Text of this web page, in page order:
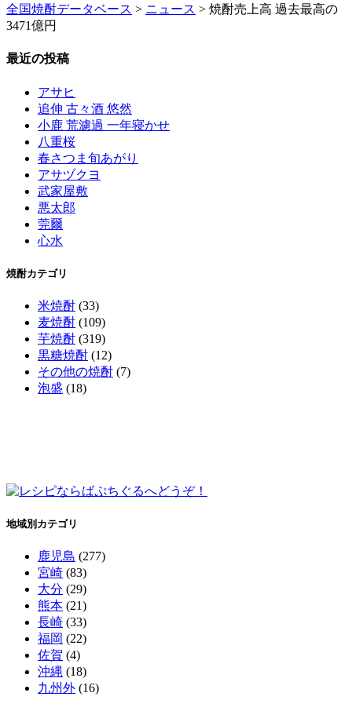
全国焼酎データベース > ニュース > 焼酎売上高 過去最高の
3471億円
最近の投稿
アサヒ
追伸 古々酒 悠然
小鹿 荒濾過 一年寝かせ
八重桜
春さつま旬あがり
アサヅクヨ
武家屋敷
悪太郎
莞爾
心水
焼酎カテゴリ
米焼酎 (33)
麦焼酎 (109)
芋焼酎 (319)
黒糖焼酎 (12)
その他の焼酎 (7)
泡盛 (18)
地域別カテゴリ
鹿児島 (277)
宮崎 (83)
大分 (29)
熊本 (21)
長崎 (33)
福岡 (22)
佐賀 (4)
沖縄 (18)
九州外 (16)